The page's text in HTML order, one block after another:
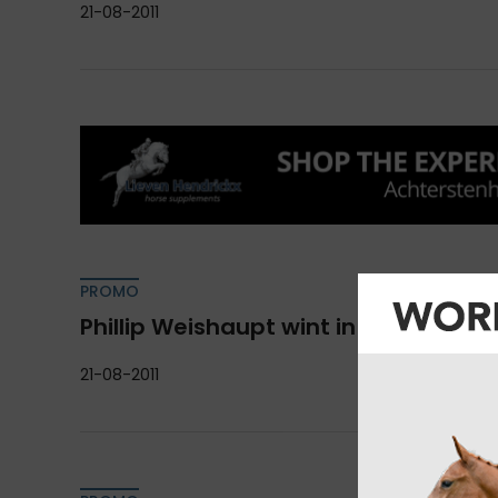
21-08-2011
PROMO
Phillip Weishaupt wint in
21-08-2011